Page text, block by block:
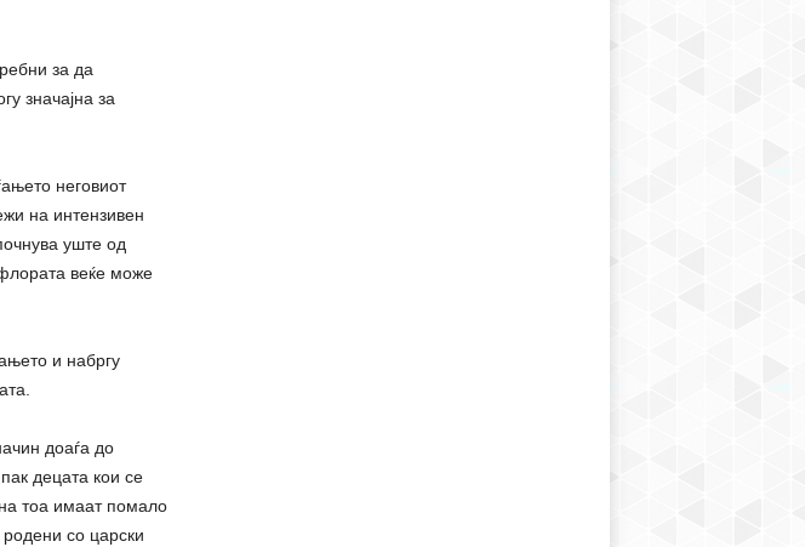
за да
значајна за
неговиот
на интензивен
уште од
веќе може
и набргу
доаѓа до
децата кои се
тоа имаат помало
со царски